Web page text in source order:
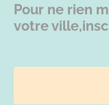
Pour ne rien
votre ville,